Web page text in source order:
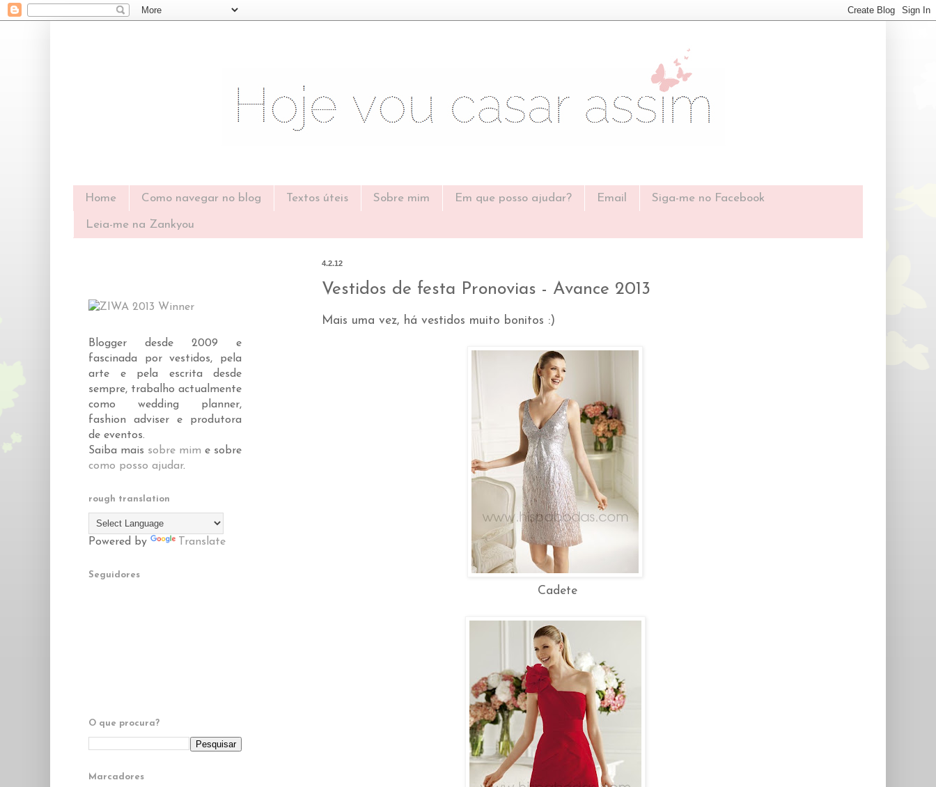
Home Como navegar no blog Textos úteis Sobre mim Em que posso ajudar? Email Siga-me no Facebook
Leia-me na Zankyou
4.2.12
Vestidos de festa Pronovias - Avance 2013
Mais uma vez, há vestidos muito bonitos :)
Cadete
Blogger desde 2009 e
fascinada por vestidos, pela
arte e pela escrita desde
sempre, trabalho actualmente
como wedding planner,
fashion adviser e produtora
de eventos.
Saiba mais sobre mim e sobre
como posso ajudar.
rough translation
Powered by Translate
Seguidores
O que procura?
Marcadores